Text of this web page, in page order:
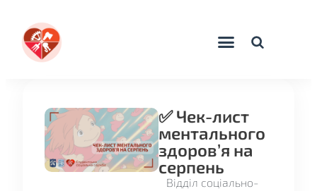
✅ Чек-лист
ментального
здоров’я на
серпень
Відділ соціально-